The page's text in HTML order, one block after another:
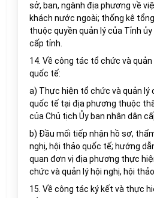
sở, ban, ngành địa phương về
khách nước ngoài; thống kê
thuộc quyền quản lý của Tỉnh ủy
cấp tỉnh.
14. Về công tác tổ chức và quản
quốc tế:
a) Thực hiện tổ chức và quản lý
quốc tế tại địa phương thuộc
của Chủ tịch Ủy ban nhân dân
b) Đầu mối tiếp nhận hồ sơ,
nghị, hội thảo quốc tế; hướng
quan đơn vị địa phương thực
chức và quản lý hội nghị, hội
15. Về công tác ký kết và thực